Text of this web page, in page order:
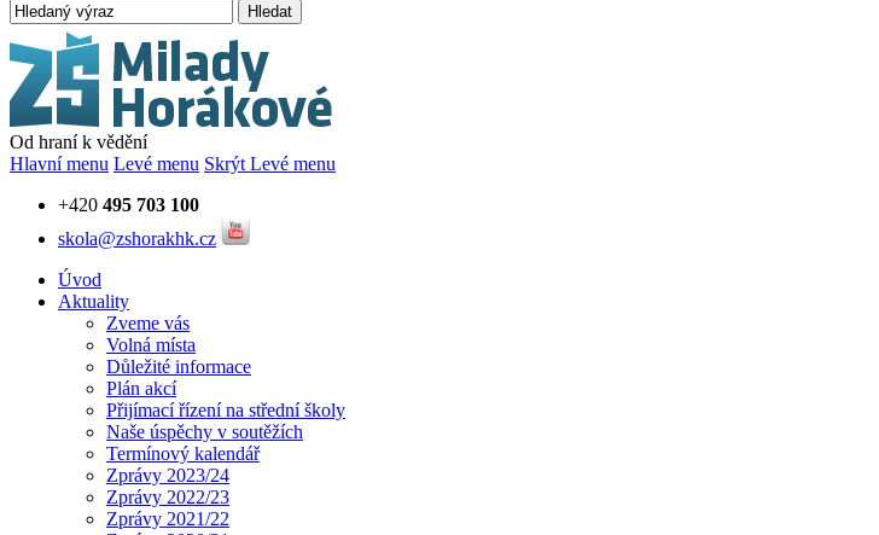
Hledat
Od hraní k vědění
Hlavní menu Levé menu Skrýt Levé menu
+420 495 703 100
skola@zshorakhk.cz
Úvod
Aktuality
Zveme vás
Volná místa
Důležité informace
Plán akcí
Přijímací řízení na střední školy
Naše úspěchy v soutěžích
Termínový kalendář
Zprávy 2023/24
Zprávy 2022/23
Zprávy 2021/22